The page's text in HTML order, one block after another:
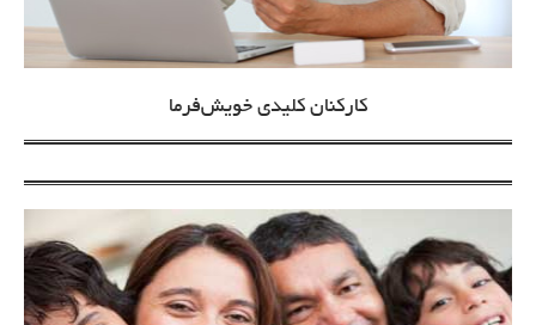
کارکنان کلیدی خویش‌فرما